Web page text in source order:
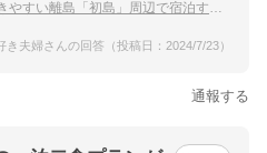
島「初島」周辺で宿泊するのにおすすめの温泉付きホテル
き夫婦さんの回答（投稿日：2024/7/23）
通報する